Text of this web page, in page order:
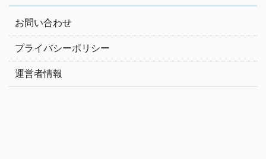
お問い合わせ
プライバシーポリシー
運営者情報